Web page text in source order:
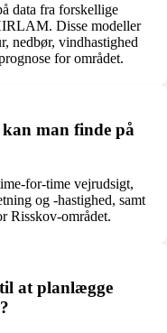
data fra forskellige
Disse modeller
nedbør, vindhastighed
for området.
man finde på
for-time vejrudsigt,
og -hastighed, samt
Risskov-området.
at planlægge